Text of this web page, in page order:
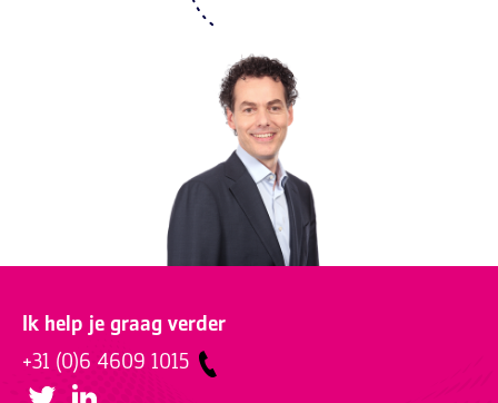
Ik help je graag verder
+31 (0)6 4609 1015